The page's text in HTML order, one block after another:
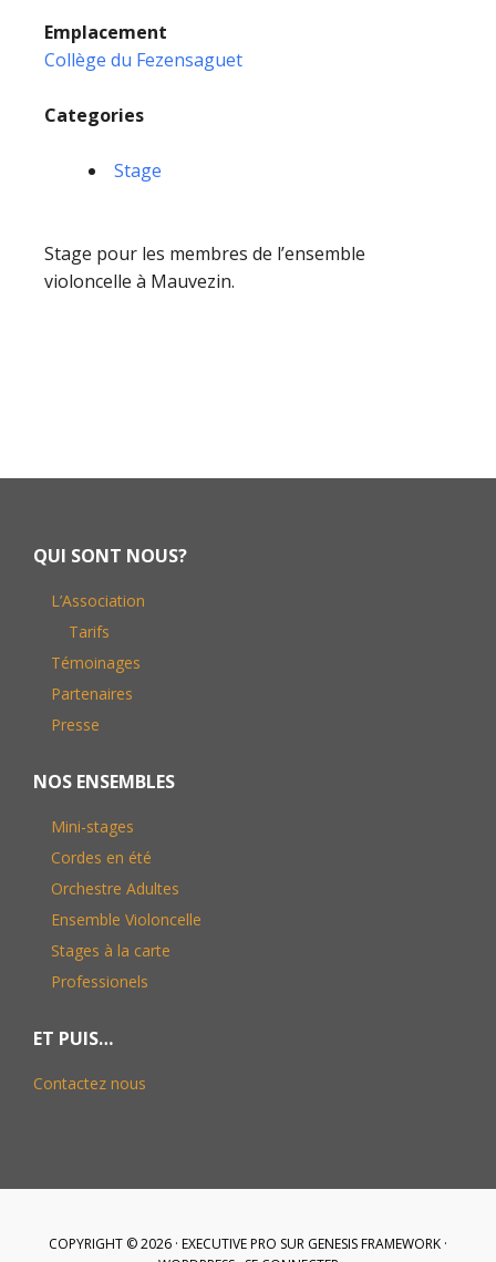
Emplacement
Collège du Fezensaguet
Categories
Stage
Stage pour les membres de l’ensemble
violoncelle à Mauvezin.
QUI SONT NOUS?
L’Association
Tarifs
Témoinages
Partenaires
Presse
NOS ENSEMBLES
Mini-stages
Cordes en été
Orchestre Adultes
Ensemble Violoncelle
Stages à la carte
Professionels
ET PUIS…
Contactez nous
COPYRIGHT © 2026 · EXECUTIVE PRO SUR GENESIS FRAMEWORK ·